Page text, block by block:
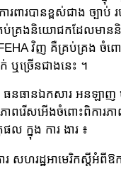
ការពារបានខ្ពស់ជាង ច្ប
ប់គ្រងនិយោជកដែលមាន
FEHA វិញ គឺគ្រប់គ្រង ចំ
ឬច្រើនជាងនេះ ។
ធនធានឯកសារ អនឡា
ាពរើសអើងចំពោះពិការភ
ក្នុង ការ ងារ ៖
សហរដ្ឋអាមេរិកស្តីអំពីឱក